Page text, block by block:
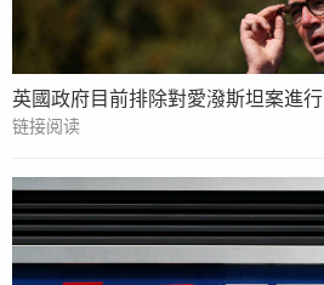
英國政府目前排除對愛潑斯坦案進
链接阅读